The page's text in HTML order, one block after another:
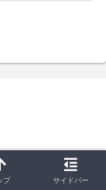
プ サイドバー